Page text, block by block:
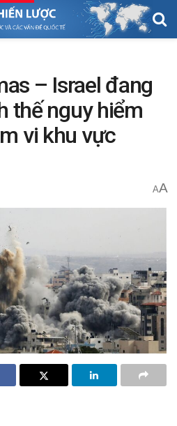
– Israel đang
thế nguy hiểm
vi khu vực
AA